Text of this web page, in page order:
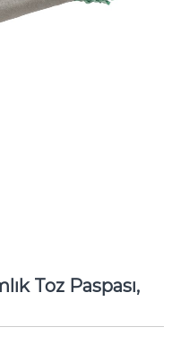
Toz Paspası,